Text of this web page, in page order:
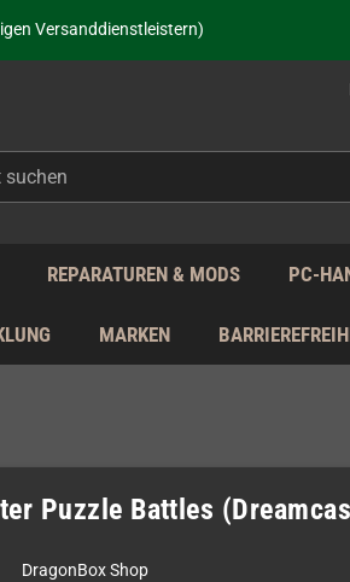
Versanddienstleistern)
neue Retro-Hardware!
- zollfrei innerhalb der EU!
Du brauchst Hilfe? Dann frag nach!
REPARATUREN & MODS PC-
MARKEN
Puzzle Battles
DragonBox Shop